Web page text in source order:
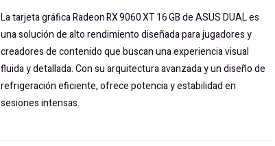
La tarjeta gráfica Radeon RX 9060 XT 16 GB de ASUS DUAL es
una solución de alto rendimiento diseñada para jugadores y
creadores de contenido que buscan una experiencia visual
fluida y detallada. Con su arquitectura avanzada y un diseño de
refrigeración eficiente, ofrece potencia y estabilidad en
sesiones intensas.